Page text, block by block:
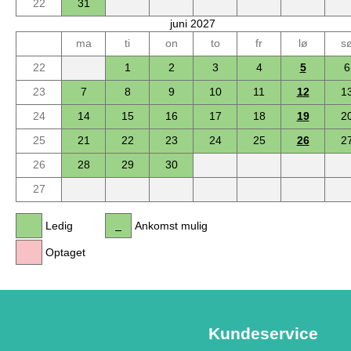
22
31
juni 2027
ma
ti on to fr lø
22
1 2 3 4 5
6
23
7 8 9 10 11 12
24
14 15 16 17 18 19
25
21 22 23 24 25 26
26
28 29
30
27
Ledig
Optaget
Ankomst mulig
Kundeservice